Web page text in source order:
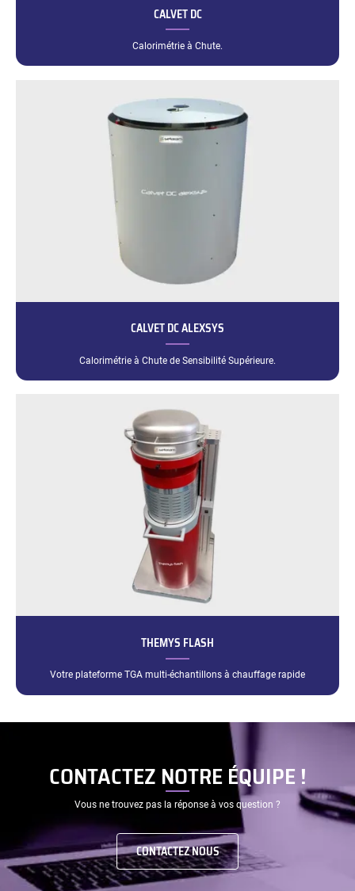
CALVET DC
Calorimétrie à Chute.
CALVET DC ALEXSYS
Calorimétrie à Chute de Sensibilité Supérieure.
THEMYS FLASH
Votre plateforme TGA multi-échantillons à chauffage rapide
CONTACTEZ NOTRE ÉQUIPE !
Vous ne trouvez pas la réponse à vos question ?
CONTACTEZ NOUS